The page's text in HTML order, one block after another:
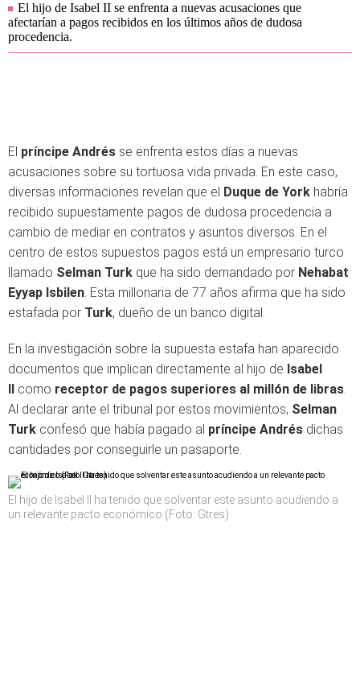
El hijo de Isabel II se enfrenta a nuevas acusaciones que
afectarían a pagos recibidos en los últimos años de dudosa
procedencia.
El príncipe Andrés se enfrenta estos días a nuevas
acusaciones sobre su tortuosa vida privada. En este caso,
diversas informaciones revelan que el Duque de York habría
recibido supuestamente pagos de dudosa procedencia a
cambio de mediar en contratos y asuntos diversos. En el
centro de estos supuestos pagos está un empresario turco
llamado Selman Turk que ha sido demandado por Nehabat
Eyyap Isbilen. Esta millonaria de 77 años afirma que ha sido
estafada por Turk, dueño de un banco digital.
En la investigación sobre la supuesta estafa han aparecido
documentos que implican directamente al hijo de Isabel
II como receptor de pagos superiores al millón de libras.
Al declarar ante el tribunal por estos movimientos, Selman
Turk confesó que había pagado al príncipe Andrés dichas
cantidades por conseguirle un pasaporte.
El hijo de Isabel II ha tenido que solventar este asunto acudiendo a
un relevante pacto económico (Foto: Gtres)